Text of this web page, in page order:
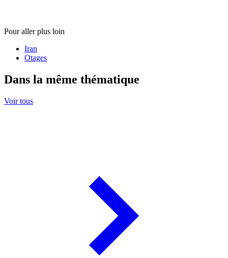
Pour aller plus loin
Iran
Otages
Dans la même thématique
Voir tous